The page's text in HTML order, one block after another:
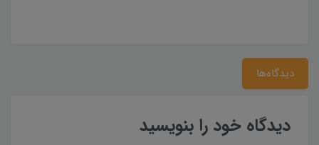
دیدگاه‌ها
دیدگاه خود را بنویسید